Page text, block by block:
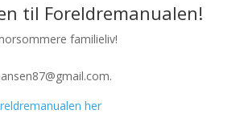
til Foreldremanualen!
familieliv!
her